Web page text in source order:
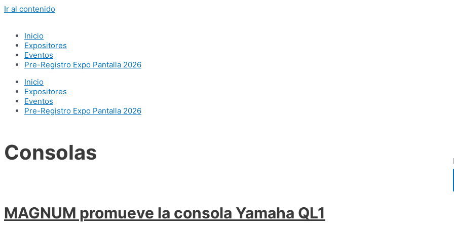
Ir al contenido
Inicio
Expositores
Eventos
Pre-Registro Expo Pantalla 2026
Inicio
Expositores
Eventos
Pre-Registro Expo Pantalla 2026
Consolas
MAGNUM promueve la consola Yamaha QL1